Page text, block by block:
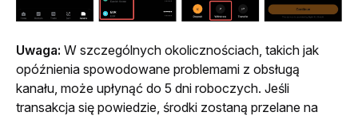
Uwaga: W szczególnych okolicznościach, takich jak
opóźnienia spowodowane problemami z obsługą
kanału, może upłynąć do 5 dni roboczych. Jeśli
transakcja się powiedzie, środki zostaną przelane na